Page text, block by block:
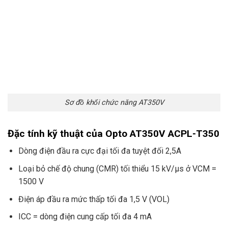
Sơ đồ khối chức năng AT350V
Đặc tính kỹ thuật của Opto AT350V ACPL-T350
Dòng điện đầu ra cực đại tối đa tuyệt đối 2,5A
Loại bỏ chế độ chung (CMR) tối thiểu 15 kV/µs ở VCM =
1500 V
Điện áp đầu ra mức thấp tối đa 1,5 V (VOL)
ICC = dòng điện cung cấp tối đa 4 mA